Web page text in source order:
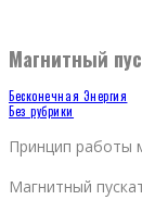
Магнитный
Бесконечная Энергия
Без рубрики
Принцип работы
Магнитный